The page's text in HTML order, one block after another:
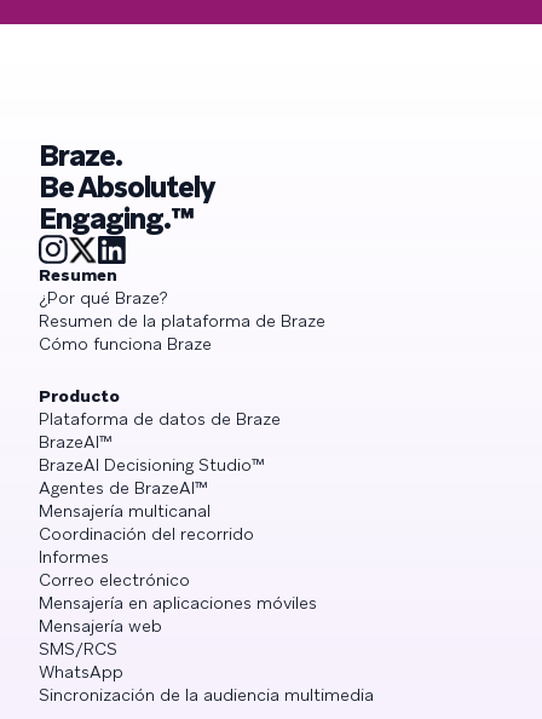
Braze.
Be Absolutely
Engaging.™
Resumen
¿Por qué Braze?
Resumen de la plataforma de Braze
Cómo funciona Braze
Producto
Plataforma de datos de Braze
BrazeAI™
BrazeAI Decisioning Studio™
Agentes de BrazeAI™
Mensajería multicanal
Coordinación del recorrido
Informes
Correo electrónico
Mensajería en aplicaciones móviles
Mensajería web
SMS/RCS
WhatsApp
Sincronización de la audiencia multimedia